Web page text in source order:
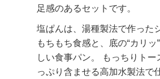
足感のあるセットです。
塩ぱんは、湯種製法で作った
もちもち食感と、底の“カリ
しい食事パン。 もっちりトー
っぷり含ませる高加水製法で